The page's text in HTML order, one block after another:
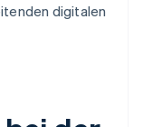
digitalen